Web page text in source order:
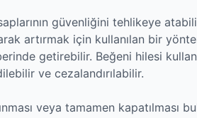
güvenliğini tehlikeye
artırmak için kullanılan bir
getirebilir. Beğeni hilesi
ve cezalandırılabilir.
veya tamamen kapatılması